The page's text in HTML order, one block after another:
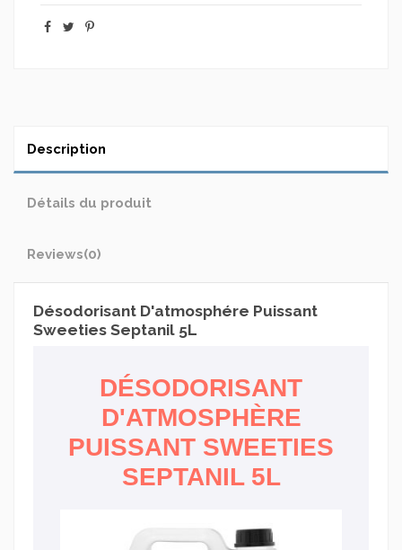
Description
Détails du produit
Reviews(0)
Désodorisant D'atmosphére Puissant
Sweeties Septanil 5L
DÉSODORISANT
D'ATMOSPHÈRE
PUISSANT SWEETIES
SEPTANIL 5L